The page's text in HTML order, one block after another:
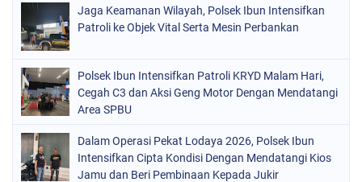
Jaga Keamanan Wilayah, Polsek Ibun Intensifkan
Patroli ke Objek Vital Serta Mesin Perbankan
Polsek Ibun Intensifkan Patroli KRYD Malam Hari,
Cegah C3 dan Aksi Geng Motor Dengan Mendatangi
Area SPBU
Dalam Operasi Pekat Lodaya 2026, Polsek Ibun
Intensifkan Cipta Kondisi Dengan Mendatangi Kios
Jamu dan Beri Pembinaan Kepada Jukir